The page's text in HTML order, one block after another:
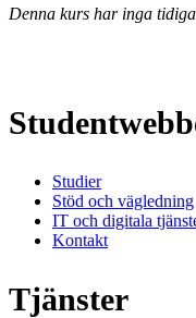
Denna kurs har inga
Studier
Stöd och vägledning
IT och digitala
Kontakt
Tjänster